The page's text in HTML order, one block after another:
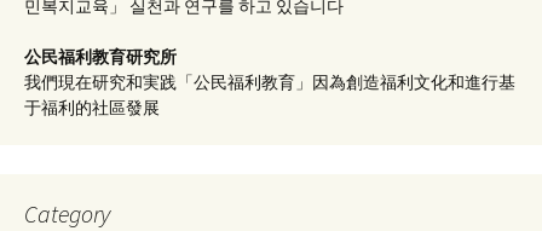
민복지교육」 실천과 연구를 하고 있습니다
公民福利教育研究所
我們現在研究和実践「公民福利教育」因為創造福利文化和進行基
于福利的社區發展
Category